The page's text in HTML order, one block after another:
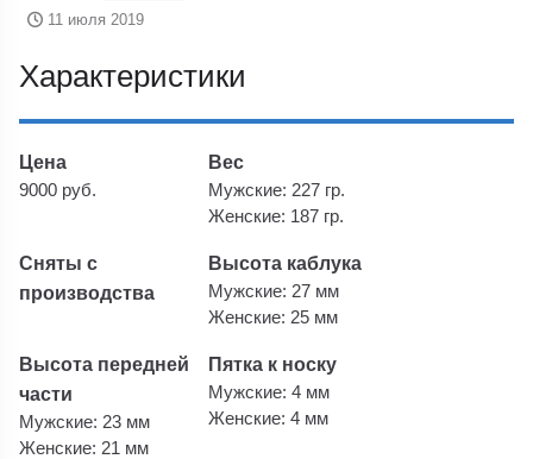
11 июля 2019
Характеристики
Цена
9000 руб.
Вес
Мужские: 227 гр.
Женские: 187 гр.
Сняты с
производства
Высота каблука
Мужские: 27 мм
Женские: 25 мм
Высота передней
части
Мужские: 23 мм
Женские: 21 мм
Пятка к носку
Мужские: 4 мм
Женские: 4 мм